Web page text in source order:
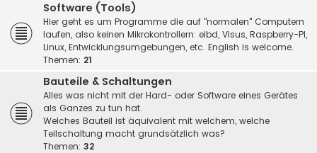
Software (Tools)
Hier geht es um Programme die auf "normalen" Computern
laufen, also keinen Mikrokontrollern: eibd, Visus, Raspberry-PI,
Linux, Entwicklungsumgebungen, etc. English is welcome.
Themen: 21
Bauteile & Schaltungen
Alles was nicht mit der Hard- oder Software eines Gerätes
als Ganzes zu tun hat.
Welches Bauteil ist äquivalent mit welchem, welche
Teilschaltung macht grundsätzlich was?
Themen: 32